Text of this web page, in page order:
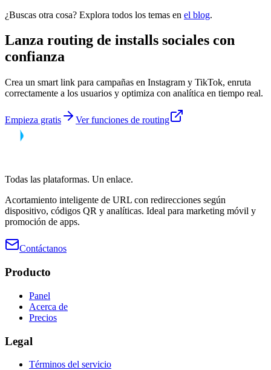
¿Buscas otra cosa? Explora todos los temas en el blog.
Lanza routing de installs sociales con
confianza
Crea un smart link para campañas en Instagram y TikTok, enruta
correctamente a los usuarios y optimiza con analítica en tiempo real.
Empieza gratis Ver funciones de routing
Todas las plataformas. Un enlace.
Acortamiento inteligente de URL con redirecciones según
dispositivo, códigos QR y analíticas. Ideal para marketing móvil y
promoción de apps.
Contáctanos
Producto
Panel
Acerca de
Precios
Legal
Términos del servicio